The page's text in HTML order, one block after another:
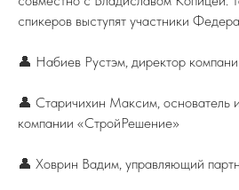
спикеров выступят участники
👤 Набиев Рустэм, директор
👤 Старичихин Максим, основатель
компании «СтройРешение»
👤 Ховрин Вадим, управляющий
с ИЖС.
ФЕДЕРАЦИИ ИЖС
TELEGRAM